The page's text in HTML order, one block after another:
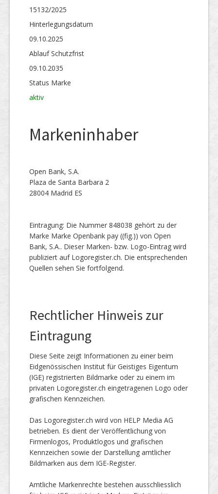
15132/2025
Hinterlegungs­datum
09.10.2025
Ablauf Schutzfrist
09.10.2035
Status Marke
aktiv
Markeninhaber
Open Bank, S.A.
Plaza de Santa Barbara 2
28004 Madrid ES
Eintragung: Die Nummer 848038 gehört zu der
Marke Marke Openbank pay ((fig.)) von Open
Bank, S.A.. Dieser Marken- bzw. Logo-Eintrag wird
publiziert auf Logoregister.ch. Die entsprechenden
Quellen sehen Sie fortfolgend.
Rechtlicher Hinweis zur
Eintragung
Diese Seite zeigt Informationen zu einer beim
Eidgenössischen Institut für Geistiges Eigentum
(IGE) registrierten Bildmarke oder zu einem im
privaten Logoregister.ch eingetragenen Logo oder
grafischen Kennzeichen.
Das Logoregister.ch wird von HELP Media AG
betrieben. Es dient der Veröffentlichung von
Firmenlogos, Produktlogos und grafischen
Kennzeichen sowie der Darstellung amtlicher
Bildmarken aus dem IGE-Register.
Amtliche Markenrechte bestehen ausschliesslich